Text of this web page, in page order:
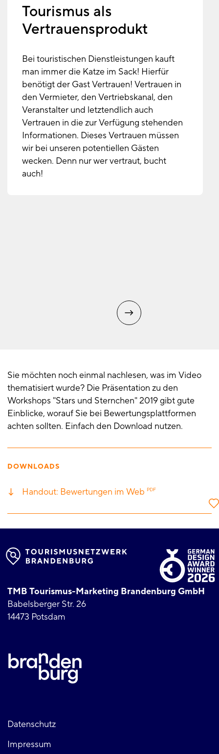
Tourismus als
Vertrauensprodukt
Bei touristischen Dienstleistungen kauft
man immer die Katze im Sack! Hierfür
benötigt der Gast Vertrauen! Vertrauen in
den Vermieter, den Vertriebskanal, den
Veranstalter und letztendlich auch
Vertrauen in die zur Verfügung stehenden
Informationen. Dieses Vertrauen müssen
wir bei unseren potentiellen Gästen
wecken. Denn nur wer vertraut, bucht
auch!
Sie möchten noch einmal nachlesen, was im Video
thematisiert wurde? Die Präsentation zu den
Workshops "Stars und Sternchen" 2019 gibt gute
Einblicke, worauf Sie bei Bewertungsplattformen
achten sollten. Einfach den Download nutzen.
DOWNLOADS
Handout: Bewertungen im Web PDF
TMB Tourismus-Marketing Brandenburg GmbH
Babelsberger Str. 26
14473 Potsdam
Fußzeile
Datenschutz
Impressum